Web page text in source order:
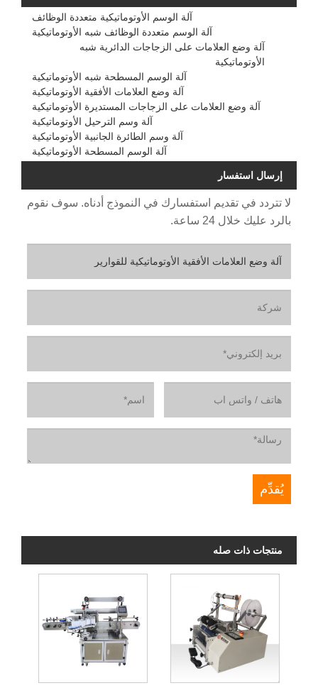
آلة الوسم الأوتوماتيكية متعددة الوظائف
آلة الوسم متعددة الوظائف شبه الأوتوماتيكية
آلة وضع العلامات على الزجاجات الدائرية شبه
الأوتوماتيكية
آلة الوسم المسطحة شبه الأوتوماتيكية
آلة وضع العلامات الأفقية الأوتوماتيكية
آلة وضع العلامات على الزجاجات المستديرة الأوتوماتيكية
آلة وسم الترحيل الأوتوماتيكية
آلة وسم الطائرة الجانبية الأوتوماتيكية
آلة الوسم المسطحة الأوتوماتيكية
إرسال استفسار
لا تتردد في تقديم استفسارك في النموذج أدناه. سوف نقوم
بالرد عليك خلال 24 ساعة.
منتجات ذات صله